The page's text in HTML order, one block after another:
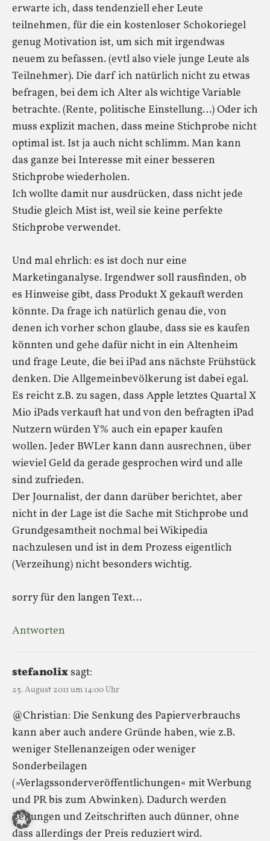
erwarte ich, dass tendenziell eher Leute
teilnehmen, für die ein kostenloser Schokoriegel
genug Motivation ist, um sich mit irgendwas
neuem zu befassen. (evtl also viele junge Leute als
Teilnehmer). Die darf ich natürlich nicht zu etwas
befragen, bei dem ich Alter als wichtige Variable
betrachte. (Rente, politische Einstellung…) Oder ich
muss explizit machen, dass meine Stichprobe nicht
optimal ist. Ist ja auch nicht schlimm. Man kann
das ganze bei Interesse mit einer besseren
Stichprobe wiederholen.
Ich wollte damit nur ausdrücken, dass nicht jede
Studie gleich Mist ist, weil sie keine perfekte
Stichprobe verwendet.
Und mal ehrlich: es ist doch nur eine
Marketinganalyse. Irgendwer soll rausfinden, ob
es Hinweise gibt, dass Produkt X gekauft werden
könnte. Da frage ich natürlich genau die, von
denen ich vorher schon glaube, dass sie es kaufen
könnten und gehe dafür nicht in ein Altenheim
und frage Leute, die bei iPad ans nächste Frühstück
denken. Die Allgemeinbevölkerung ist dabei egal.
Es reicht z.B. zu sagen, dass Apple letztes Quartal X
Mio iPads verkauft hat und von den befragten iPad
Nutzern würden Y% auch ein epaper kaufen
wollen. Jeder BWLer kann dann ausrechnen, über
wieviel Geld da gerade gesprochen wird und alle
sind zufrieden.
Der Journalist, der dann darüber berichtet, aber
nicht in der Lage ist die Sache mit Stichprobe und
Grundgesamtheit nochmal bei Wikipedia
nachzulesen und ist in dem Prozess eigentlich
(Verzeihung) nicht besonders wichtig.
sorry für den langen Text…
Antworten
stefanolixsagt:
25. August 2011 um 14:00 Uhr
@Christian: Die Senkung des Papierverbrauchs
kann aber auch andere Gründe haben, wie z.B.
weniger Stellenanzeigen oder weniger
Sonderbeilagen
(»Verlagssonderveröffentlichungen« mit Werbung
und PR bis zum Abwinken). Dadurch werden
Zeitungen und Zeitschriften auch dünner, ohne
dass allerdings der Preis reduziert wird.